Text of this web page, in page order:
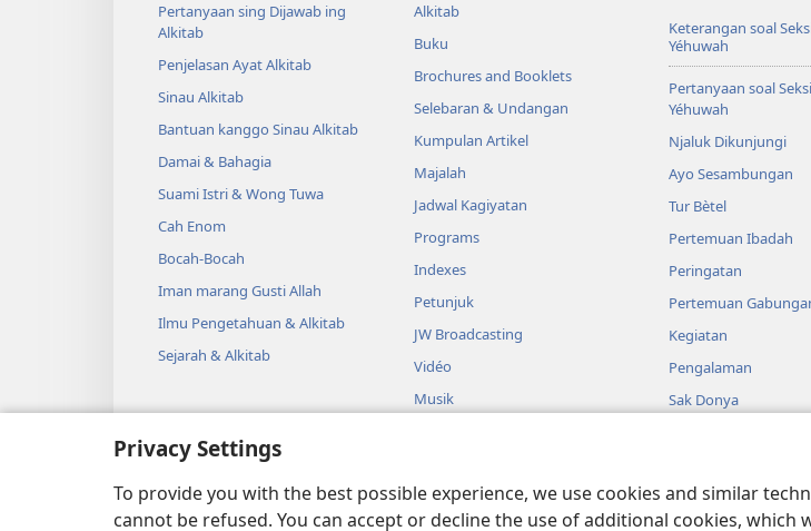
Privacy Settings
To provide you with the best possible experience, we use cookies and similar
cannot be refused. You can accept or decline the use of additional cookies,
Pertanyaan sing Dijawab ing
Alkitab
Penjelasan Ayat Alkitab
Sinau Alkitab
Bantuan kanggo Sinau Alkitab
Damai & Bahagia
Suami Istri & Wong Tuwa
Cah Enom
Bocah-Bocah
Iman marang Gusti Allah
Ilmu Pengetahuan & Alkitab
Sejarah & Alkitab
Alkitab
Buku
Brochures and Booklets
Selebaran & Undangan
Kumpulan Artikel
Majalah
Jadwal Kagiyatan
Programs
Indexes
Petunjuk
JW Broadcasting
Vidéo
Musik
Kaya Drama
Keterangan soal
Yéhuwah
Pertanyaan soal
Yéhuwah
Njaluk Dikunjungi
Ayo Sesambungan
Tur Bètel
Pertemuan Ibadah
Peringatan
Pertemuan
Kegiatan
Pengalaman
Sak Donya